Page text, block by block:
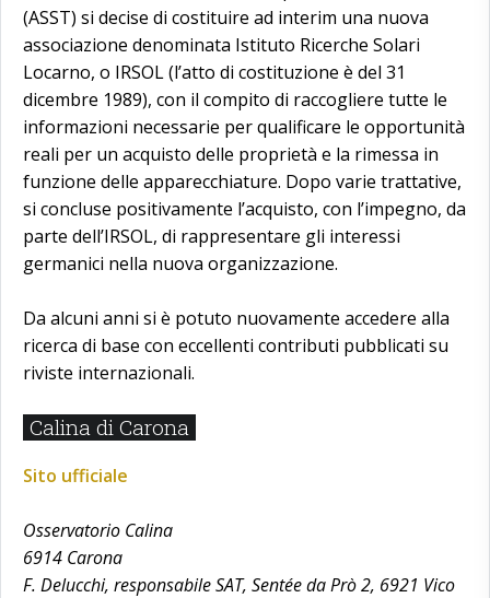
(ASST) si decise di costituire ad interim una nuova
associazione denominata Istituto Ricerche Solari
Locarno, o IRSOL (l’atto di costituzione è del 31
dicembre 1989), con il compito di raccogliere tutte le
informazioni necessarie per qualificare le opportunità
reali per un acquisto delle proprietà e la rimessa in
funzione delle apparecchiature. Dopo varie trattative,
si concluse positivamente l’acquisto, con l’impegno, da
parte dell’IRSOL, di rappresentare gli interessi
germanici nella nuova organizzazione.
Da alcuni anni si è potuto nuovamente accedere alla
ricerca di base con eccellenti contributi pubblicati su
riviste internazionali.
Calina di Carona
Sito ufficiale
Osservatorio Calina
6914 Carona
F. Delucchi, responsabile SAT, Sentée da Prò 2, 6921 Vico